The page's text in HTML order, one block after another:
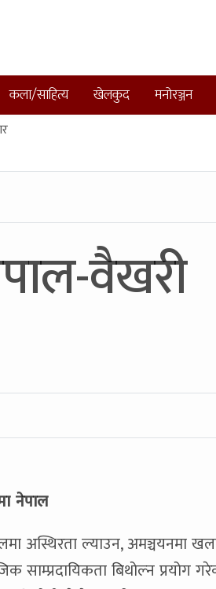
कला/साहित्य खेलकुद मनोरञ्जन
वैखरी
नेपाल
अस्थिरता ल्याउन, अमञ्चयनमा
साम्प्रदायिकता बिथोल्न प्रयोग